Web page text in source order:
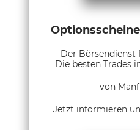
Der Börsendienst
Die besten Trades
von
Jetzt informieren